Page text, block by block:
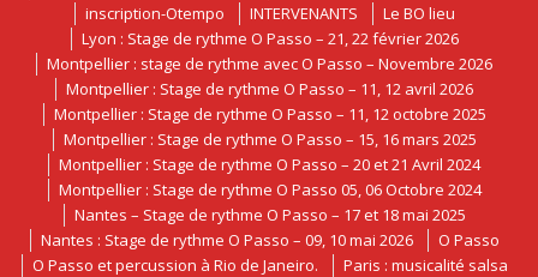
inscription-Otempo
INTERVENANTS
Le BO lieu
Lyon : Stage de rythme O Passo – 21, 22 février 2026
Montpellier : stage de rythme avec O Passo – Novembre 2026
Montpellier : Stage de rythme O Passo – 11, 12 avril 2026
Montpellier : Stage de rythme O Passo – 11, 12 octobre 2025
Montpellier : Stage de rythme O Passo – 15, 16 mars 2025
Montpellier : Stage de rythme O Passo – 20 et 21 Avril 2024
Montpellier : Stage de rythme O Passo 05, 06 Octobre 2024
Nantes – Stage de rythme O Passo – 17 et 18 mai 2025
Nantes : Stage de rythme O Passo – 09, 10 mai 2026
O Passo
O Passo et percussion à Rio de Janeiro.
Paris : musicalité salsa